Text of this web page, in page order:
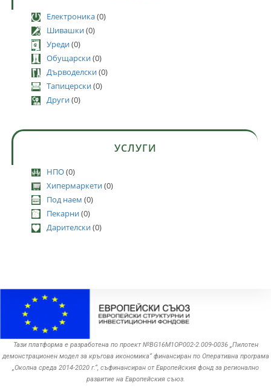
Електроника(0)
Шивашки(0)
Уреди(0)
Обущарски(0)
Дърводелски(0)
Тапицерски(0)
Други(0)
УСЛУГИ
НПО(0)
Хипермаркети(0)
Под наем (0)
Пекарни(0)
Дарителски(0)
Тази платформа е разработена по проект №BG16M1OP002-2.‎009-0036 „Пилотен
демонстрационен модел за кръгова икономика“ финансиран по Оперативна програма
„Околна среда ‎‎2014-2020 г.“, съфинансиран от Европейския фонд за регионално
развитие на Европейския съюз.